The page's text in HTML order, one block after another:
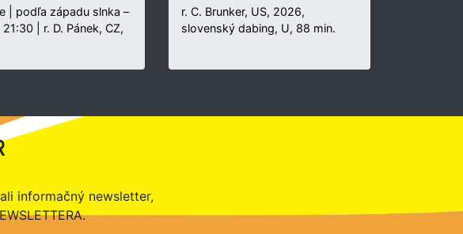
| podľa západu slnka –
| r. D. Pánek, CZ,
r. C. Brunker, US, 2026,
slovenský dabing, U, 88 min.
informačný newsletter,